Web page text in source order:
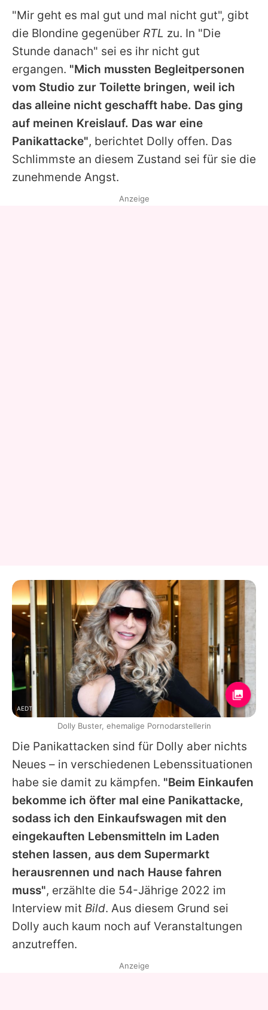
"Mir geht es mal gut und mal nicht gut", gibt
die Blondine gegenüber RTL zu. In "Die
Stunde danach" sei es ihr nicht gut
ergangen. "Mich mussten Begleitpersonen
vom Studio zur Toilette bringen, weil ich
das alleine nicht geschafft habe. Das ging
auf meinen Kreislauf. Das war eine
Panikattacke", berichtet Dolly offen. Das
Schlimmste an diesem Zustand sei für sie die
zunehmende Angst.
Die Panikattacken sind für Dolly aber nichts
Neues – in verschiedenen Lebenssituationen
habe sie damit zu kämpfen. "Beim Einkaufen
bekomme ich öfter mal eine Panikattacke,
sodass ich den Einkaufswagen mit den
eingekauften Lebensmitteln im Laden
stehen lassen, aus dem Supermarkt
herausrennen und nach Hause fahren
muss", erzählte die 54-Jährige 2022 im
Interview mit Bild. Aus diesem Grund sei
Dolly auch kaum noch auf Veranstaltungen
anzutreffen.
Anzeige
AEDT
Dolly Buster, ehemalige Pornodarstellerin
Anzeige